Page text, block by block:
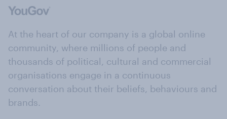
At the heart of our company is a global online
community, where millions of people and
thousands of political, cultural and commercial
organisations engage in a continuous
conversation about their beliefs, behaviours and
brands.